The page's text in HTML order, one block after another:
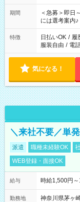
ば前職が、 在
スタッフ スイ
業界から入社
期間
＜急募＞即日
には選考案内♪
特徴 日払いOK / 履
服装自由 / 電
気になる！
＼来社不要／単
派遣 職種未経験OK
WEB登録・面接OK
給与 時給1,500円～
勤務地
神奈川県茅ヶ